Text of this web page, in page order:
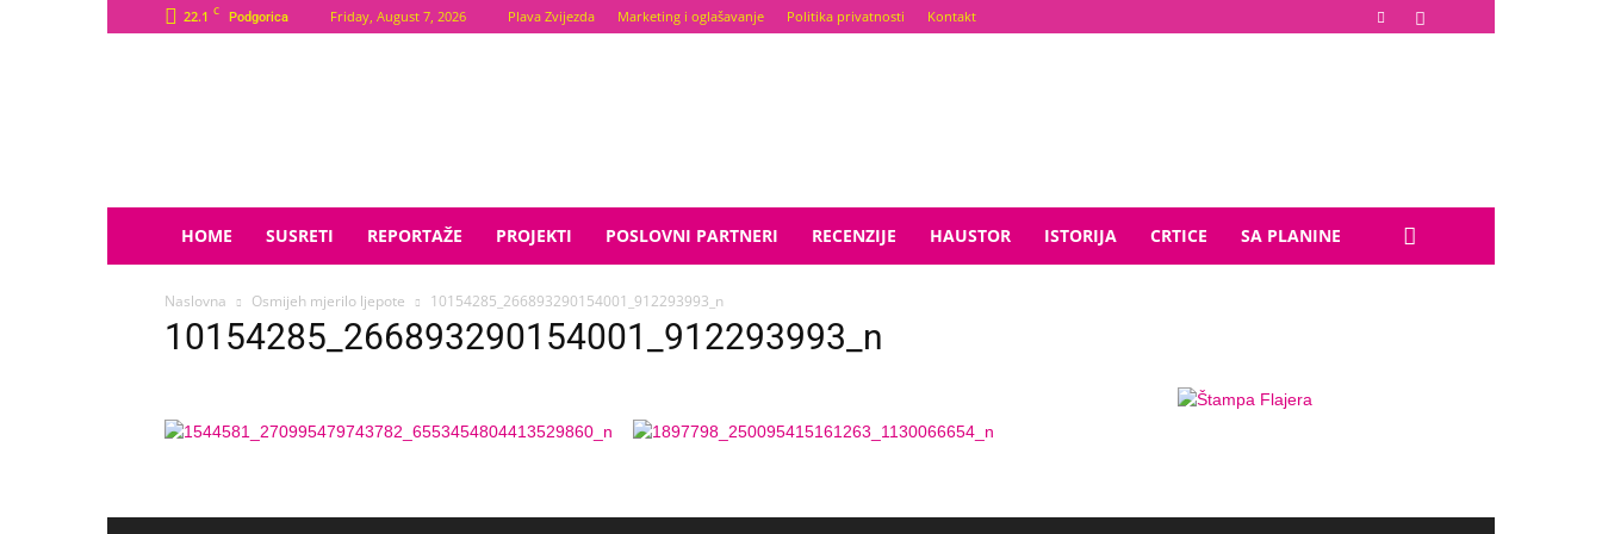
22.1 C Podgorica Friday, August 7, 2026 Plava Zvijezda Marketing i oglašavanje Politika privatnosti Kontakt
HOME SUSRETI REPORTAŽE PROJEKTI POSLOVNI PARTNERI RECENZIJE HAUSTOR ISTORIJA CRTICE SA PLANINE
Naslovna Osmijeh mjerilo ljepote 10154285_266893290154001_912293993_n
10154285_266893290154001_912293993_n